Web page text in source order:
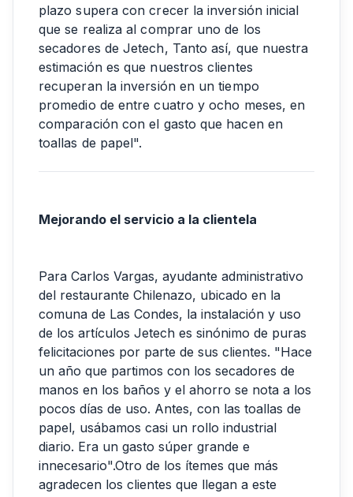
plazo supera con crecer la inversión inicial
que se realiza al comprar uno de los
secadores de Jetech, Tanto así, que nuestra
estimación es que nuestros clientes
recuperan la inversión en un tiempo
promedio de entre cuatro y ocho meses, en
comparación con el gasto que hacen en
toallas de papel".
Mejorando el servicio a la clientela
Para Carlos Vargas, ayudante administrativo
del restaurante Chilenazo, ubicado en la
comuna de Las Condes, la instalación y uso
de los artículos Jetech es sinónimo de puras
felicitaciones por parte de sus clientes. "Hace
un año que partimos con los secadores de
manos en los baños y el ahorro se nota a los
pocos días de uso. Antes, con las toallas de
papel, usábamos casi un rollo industrial
diario. Era un gasto súper grande e
innecesario".Otro de los ítemes que más
agradecen los clientes que llegan a este